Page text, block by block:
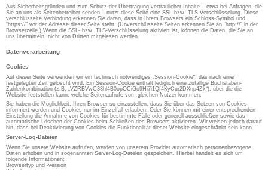
Aus Sicherheitsgründen und zum Schutz der Übertragung vertraulicher Inhalte – etwa bei Anfragen, die
Sie an uns als Seitenbetreiber senden – nutzt diese Seite eine SSL-bzw. TLS-Verschlüsselung. Diese
verschlüsselte Verbindung erkennen Sie daran, dass in Ihrem Browsers ein Schloss-Symbol und
“https://” vor der Adresse dieser Seite steht. (Unverschlüsselte Seiten erkennen Sie an “http://” in der
Browserzeile.) Wenn die SSL- bzw. TLS-Verschlüsselung aktiviert ist, können die Daten, die Sie an
uns übermitteln, nicht von Dritten mitgelesen werden.
Datenverarbeitung
Cookies
Auf dieser Seite verwenden wir ein technisch notwendiges „Session-Cookie“, das nach einer
festgelegten Zeit gelöscht wird. Ein Session-Cookie enthält lediglich eine zufällige Buchstaben-
Zahlenkombination (z.B: „VZRBVwC33hl4B0opOCiGo9Hi7i1Qf4KyCur2DXnp4Zk“), über die die
Website feststellen kann, welche Seitenaufrufe vom gleichen Nutzer kommen.
Sie haben die Möglichkeit, Ihren Browser so einzustellen, dass Sie über das Setzen von Cookies
informiert werden und Cookies nur im Einzelfall erlauben. Oder Sie können mit einer entsprechenden
Einstellung die Annahme von Cookies für bestimmte Fälle oder generell ausschließen sowie das
automatische Löschen der Cookies beim Schließen des Browsers aktivieren. Wir weisen jedoch darauf
hin, dass bei Deaktivierung von Cookies die Funktionalität dieser Website eingeschränkt sein kann.
Server-Log-Dateien
Wenn Sie unsere Website aufrufen, werden von unserem Provider automatisch personenbezogene
Daten erhoben und in sogenannten Server-Log-Dateien gespeichert. Hierbei handelt es sich um
folgende Informationen:
Browsertyp und -version